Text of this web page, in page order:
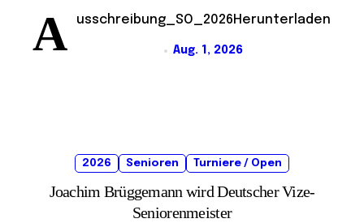
A usschreibung_SO_2026Herunterladen
Aug. 1, 2026
2026 Senioren Turniere / Open
Joachim Brüggemann wird Deutscher Vize-
Seniorenmeister